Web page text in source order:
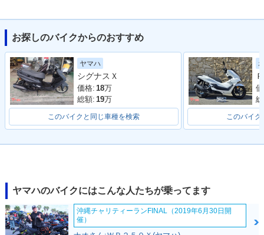
2017年 CYGNUS X
SR SPECIAL EDITI
ON・特別・限定仕
様
2016年 CYGNUS X
SR・フルモデルチェ
ンジ
2015年 CYGNUS X
SR・カラーチェンジ
2014年 CYGNUS X
SR・特別・限定仕様
2013年 CYGNUS X
SR・フルモデルチェ
ンジ
2012年 CYGNUS X
SR WGP50th Anniv
ersary Edition・特
別・限定仕様
お探しのバイクからのおすすめ
ヤマハ
シグナスＸ
価格: 18万
総額: 19万
このバイクと同じ車種を検索 このバイク
ヤマハのバイクにはこんな人たちが乗ってます
沖縄チャリティーランFINAL（2019年6月30日開
催）